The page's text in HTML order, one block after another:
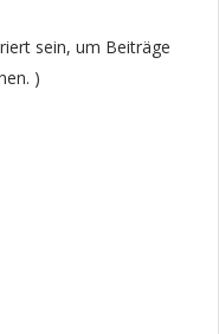
sein, um Beiträge
)